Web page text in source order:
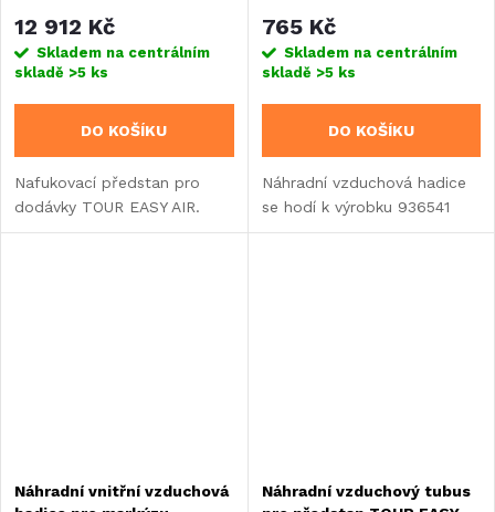
12 912 Kč
Skladem na centrálním
skladě >5 ks
DO KOŠÍKU
Nafukovací předstan pro
dodávky TOUR EASY AIR.
Easy AIR
765 Kč
Skladem na centrálním
skladě >5 ks
DO KOŠÍKU
Náhradní vzduchová hadice
se hodí k výrobku 936541
Náhradní vnitřní vzduchová
Náhradní vzduchový tubus